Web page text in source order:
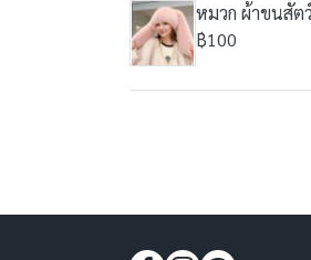
หมวก ผ้าขนสัต
฿100